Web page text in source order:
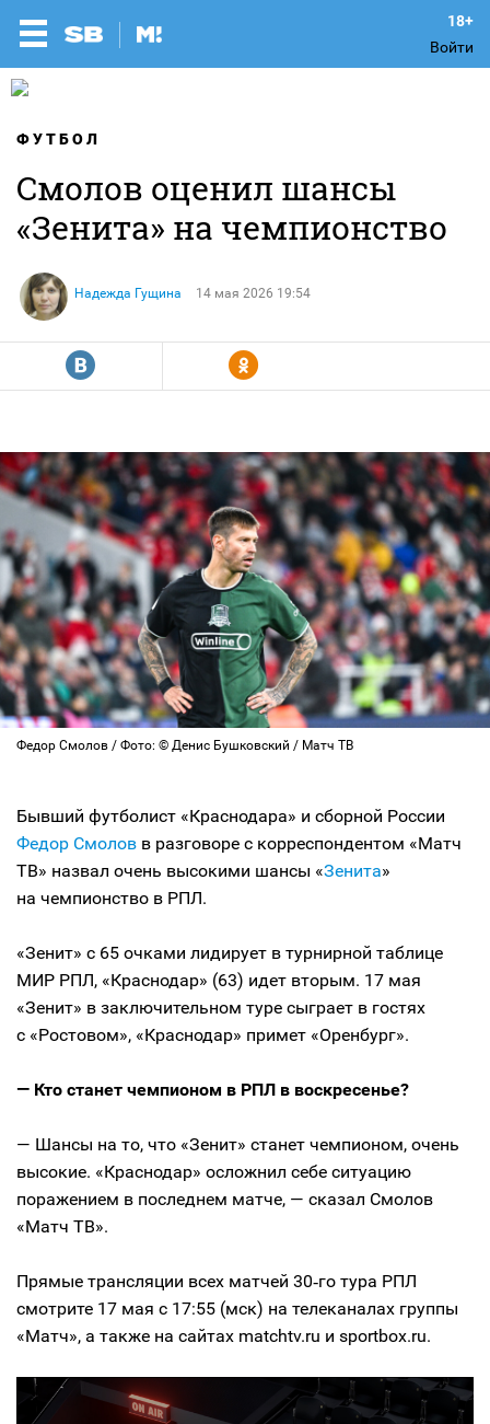
Войти
ФУТБОЛ
Смолов оценил шансы
«Зенита» на чемпионство
Надежда Гущина 14 мая 2026 19:54
R Y
Федор Смолов / Фото: © Денис Бушковский / Матч ТВ
Бывший футболист «Краснодара» и сборной России
Федор Смолов в разговоре с корреспондентом «Матч
ТВ» назвал очень высокими шансы «Зенита»
на чемпионство в РПЛ.
«Зенит» с 65 очками лидирует в турнирной таблице
МИР РПЛ, «Краснодар» (63) идет вторым. 17 мая
«Зенит» в заключительном туре сыграет в гостях
с «Ростовом», «Краснодар» примет «Оренбург».
— Кто станет чемпионом в РПЛ в воскресенье?
— Шансы на то, что «Зенит» станет чемпионом, очень
высокие. «Краснодар» осложнил себе ситуацию
поражением в последнем матче, — сказал Смолов
«Матч ТВ».
Прямые трансляции всех матчей 30‑го тура РПЛ
смотрите 17 мая с 17:55 (мск) на телеканалах группы
«Матч», а также на сайтах matchtv.ru и sportbox.ru.